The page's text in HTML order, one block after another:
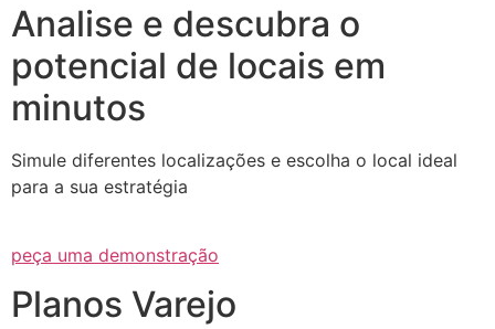
Analise e descubra o
potencial de locais em
minutos
Simule diferentes localizações e escolha o local ideal
para a sua estratégia
peça uma demonstração
Planos Varejo